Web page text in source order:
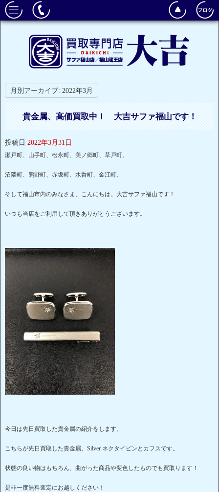
月別アーカイブ: 2022年3月
貴金属、高価買取中！ 大吉サファ福山です！
投稿日 2022年3月31日
瀬戸町、山手町、松永町、美ノ郷町、草戸町、
沼隈町、熊野町、赤坂町、水呑町、金江町、
そして福山市内のみなさま、こんにちは。大吉サファ福山です！
いつも当店をご利用して頂きありがとうございます。
今日は先日買取した貴金属の紹介をします。
こちらが先日買取した貴金属、Silver ネクタイピンとカフスです。
状態の良い物はもちろん、曲がった商品や変色したものでも買取ります！
是非一度無料査定にお越しください！